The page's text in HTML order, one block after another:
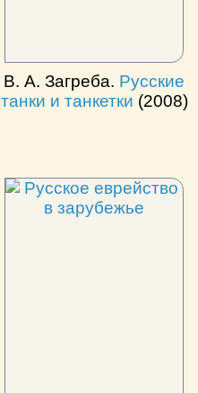
В. А. Загреба. Русские
танки и танкетки (2008)